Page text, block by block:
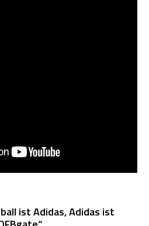
ist Adidas, Adidas ist